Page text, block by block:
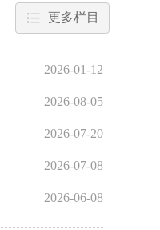
更多栏目
2026-01-12
2026-08-05
2026-07-20
2026-07-08
2026-06-08